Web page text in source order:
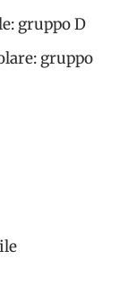
gruppo D
gruppo